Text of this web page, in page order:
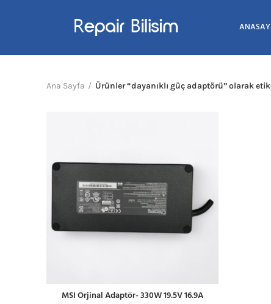
Ana Sayfa Ürünler “dayanıklı güç adaptörü” olarak
SEPETE EKLE
MSI Orjinal Adaptör- 330W 19.5V 16.9A